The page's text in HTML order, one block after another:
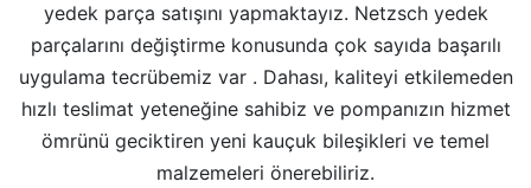
yedek parça satışını yapmaktayız. Netzsch yedek
parçalarını değiştirme konusunda çok sayıda başarılı
uygulama tecrübemiz var . Dahası, kaliteyi etkilemeden
hızlı teslimat yeteneğine sahibiz ve pompanızın hizmet
ömrünü geciktiren yeni kauçuk bileşikleri ve temel
malzemeleri önerebiliriz.